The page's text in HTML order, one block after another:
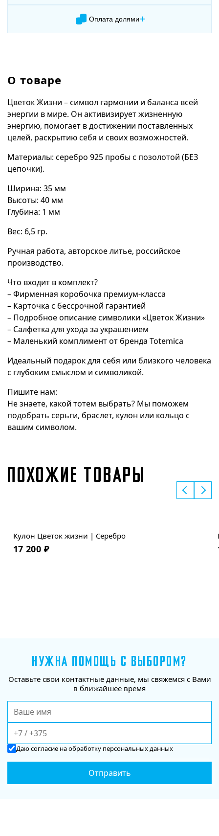
Оплата долями+
О товаре
Цветок Жизни – символ гармонии и баланса всей
энергии в мире. Он активизирует жизненную
энергию, помогает в достижении поставленных
целей, раскрытию себя и своих возможностей.
Материалы: серебро 925 пробы с позолотой (БЕЗ
цепочки).
Ширина: 35 мм
Высоты: 40 мм
Глубина: 1 мм
Вес: 6,5 гр.
Ручная работа, авторское литье, российское
производство.
Что входит в комплект?
– Фирменная коробочка премиум-класса
– Карточка с бессрочной гарантией
– Подробное описание символики «Цветок Жизни»
– Салфетка для ухода за украшением
– Маленький комплимент от бренда Totemica
Идеальный подарок для себя или близкого человека
с глубоким смыслом и символикой.
Пишите нам:
Не знаете, какой тотем выбрать? Мы поможем
подобрать серьги, браслет, кулон или кольцо с
вашим символом.
ПОХОЖИЕ ТОВАРЫ
Кулон Цветок жизни | Серебро
17 200 ₽
НУЖНА ПОМОЩЬ С ВЫБОРОМ?
Оставьте свои контактные данные, мы свяжемся с Вами
в ближайшее время
Даюсогласие на обработку персональных данных